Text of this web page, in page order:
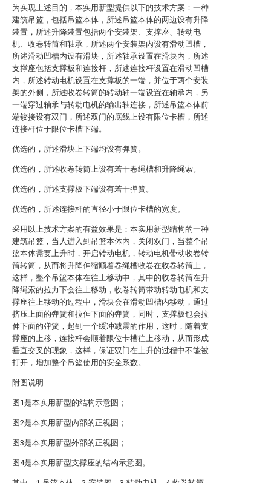
为实现上述目的，本实用新型提供以下的技术方案：一种
建筑吊篮，包括吊篮本体，所述吊篮本体的两边设有升降
装置，所述升降装置包括两个安装架、支撑座、转动电
机、收卷转筒和轴承，所述两个安装架内设有滑动凹槽，
所述滑动凹槽内设有滑块，所述轴承设置在滑块内，所述
支撑座包括支撑板和连接杆，所述连接杆设置在滑动凹槽
内，所述转动电机设置在支撑板的一端，并位于两个安装
架的外侧，所述收卷转筒的转动轴一端设置在轴承内，另
一端穿过轴承与转动电机的输出轴连接，所述吊篮本体前
端铰接设有双门，所述双门的底线上设有限位卡槽，所述
连接杆位于限位卡槽下端。
优选的，所述滑块上下端均设有弹簧。
优选的，所述收卷转筒上设有若干卷绳槽和升降绳索。
优选的，所述支撑板下端设有若干弹簧。
优选的，所述连接杆的直径小于限位卡槽的宽度。
采用以上技术方案的有益效果是：本实用新型结构的一种
建筑吊篮，当人进入到吊篮本体内，关闭双门，当整个吊
篮本体需要上升时，开启转动电机，转动电机带动收卷转
筒转筒，从而将升降伸缩顺着卷绳槽收卷在收卷转筒上，
这样，整个吊篮本体在往上移动中，其中的收卷转筒在升
降绳索的拉力下会往上移动，收卷转筒带动转动电机和支
撑座往上移动的过程中，滑块会在滑动凹槽内移动，通过
挤压上面的弹簧和拉伸下面的弹簧，同时，支撑板也会拉
伸下面的弹簧，起到一个缓冲减震的作用，这时，随着支
撑座的上移，连接杆会顺着限位卡槽往上移动，从而形成
垂直交叉的现象，这样，保证双门在上升的过程中不能被
打开，增加整个吊篮使用的安全系数。
附图说明
图1是本实用新型的结构示意图；
图2是本实用新型内部的正视图；
图3是本实用新型外部的正视图；
图4是本实用新型支撑座的结构示意图。